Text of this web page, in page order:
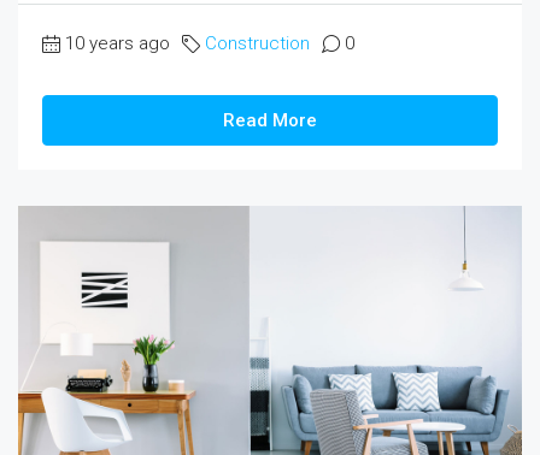
10 years ago Construction 0
Read More